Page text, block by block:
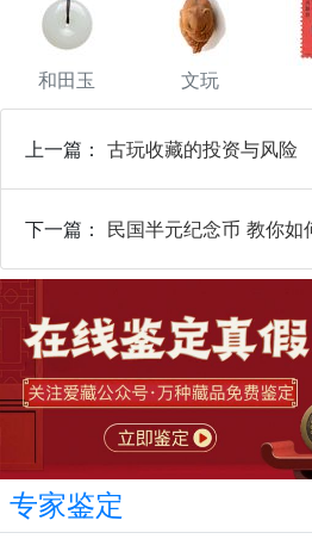
和田玉 文玩
上一篇： 古玩收藏的投资与风险
下一篇： 民国半元纪念币 教你如
专家鉴定